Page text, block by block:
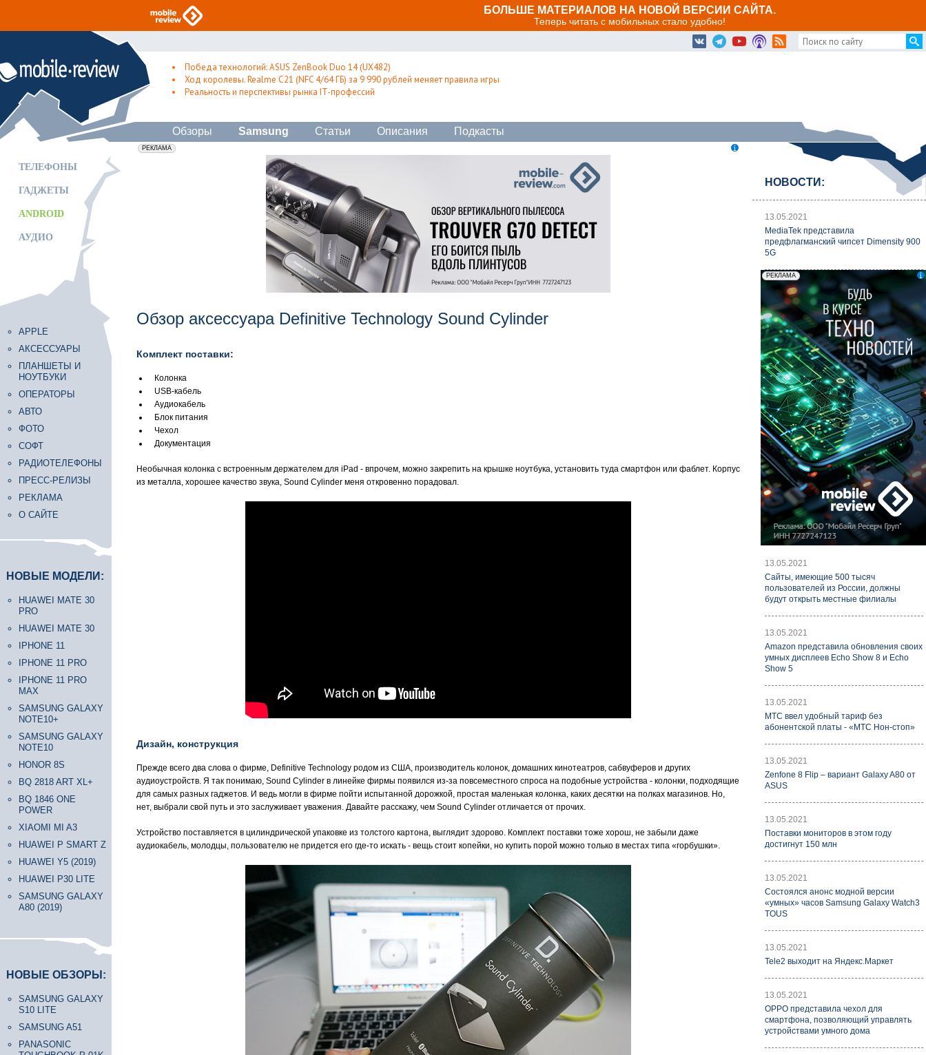
БОЛЬШЕ МАТЕРИАЛОВ НА НОВОЙ ВЕРСИИ САЙТА.
Теперь читать с мобильных стало удобно!
Победа технологий: ASUS ZenBook Duo 14 (UX482)
Ход королевы. Realme C21 (NFC 4/64 ГБ) за 9 990 рублей меняет правила игры
Реальность и перспективы рынка IT-профессий
Обзоры Samsung Статьи Описания Подкасты
ТЕЛЕФОНЫ
ГАДЖЕТЫ
ANDROID
АУДИО
APPLE
АКСЕССУАРЫ
ПЛАНШЕТЫ И
НОУТБУКИ
ОПЕРАТОРЫ
АВТО
ФОТО
СОФТ
РАДИОТЕЛЕФОНЫ
ПРЕСС-РЕЛИЗЫ
РЕКЛАМА
О САЙТЕ
НОВЫЕ МОДЕЛИ:
HUAWEI MATE 30
PRO
HUAWEI MATE 30
IPHONE 11
IPHONE 11 PRO
IPHONE 11 PRO
MAX
SAMSUNG GALAXY
NOTE10+
SAMSUNG GALAXY
NOTE10
HONOR 8S
BQ 2818 ART XL+
BQ 1846 ONE
POWER
XIAOMI MI A3
HUAWEI P SMART Z
HUAWEI Y5 (2019)
HUAWEI P30 LITE
SAMSUNG GALAXY
A80 (2019)
НОВЫЕ ОБЗОРЫ:
SAMSUNG GALAXY
S10 LITE
SAMSUNG A51
PANASONIC
erid: 2VfnxxmNzs5
РЕКЛАМА
Обзор аксессуара Definitive Technology Sound Cylinder
Комплект поставки:
Колонка
USB-кабель
Аудиокабель
Блок питания
Чехол
Документация
Необычная колонка с встроенным держателем для iPad - впрочем, можно закрепить на крышке ноутбука, установить туда смартфон или фаблет. Корпус
из металла, хорошее качество звука, Sound Cylinder меня откровенно порадовал.
Дизайн, конструкция
Прежде всего два слова о фирме, Definitive Technology родом из США, производитель колонок, домашних кинотеатров, сабвуферов и других
аудиоустройств. Я так понимаю, Sound Cylinder в линейке фирмы появился из-за повсеместного спроса на подобные устройства - колонки, подходящие
для самых разных гаджетов. И ведь могли в фирме пойти испытанной дорожкой, простая маленькая колонка, каких десятки на полках магазинов. Но,
нет, выбрали свой путь и это заслуживает уважения. Давайте расскажу, чем Sound Cylinder отличается от прочих.
Устройство поставляется в цилиндрической упаковке из толстого картона, выглядит здорово. Комплект поставки тоже хорош, не забыли даже
аудиокабель, молодцы, пользователю не придется его где-то искать - вещь стоит копейки, но купить порой можно только в местах типа «горбушки».
НОВОСТИ:
13.05.2021
MediaTek представила
предфлагманский чипсет Dimensity 900
5G
13.05.2021
Cайты, имеющие 500 тысяч
пользователей из России, должны
будут открыть местные филиалы
13.05.2021
Amazon представила обновления своих
умных дисплеев Echo Show 8 и Echo
Show 5
13.05.2021
МТС ввел удобный тариф без
абонентской платы - «МТС Нон-стоп»
13.05.2021
Zenfone 8 Flip – вариант Galaxy A80 от
ASUS
13.05.2021
Поставки мониторов в этом году
достигнут 150 млн
13.05.2021
Состоялся анонс модной версии
«умных» часов Samsung Galaxy Watch3
TOUS
13.05.2021
Tele2 выходит на Яндекс.Маркет
13.05.2021
OPPO представила чехол для
смартфона, позволяющий управлять
устройствами умного дома